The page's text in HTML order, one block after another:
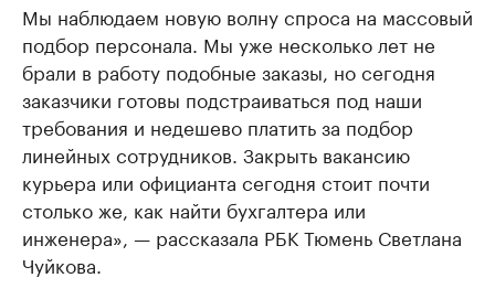
Мы наблюдаем новую волну спроса на массовый
подбор персонала. Мы уже несколько лет не
брали в работу подобные заказы, но сегодня
заказчики готовы подстраиваться под наши
требования и недешево платить за подбор
линейных сотрудников. Закрыть вакансию
курьера или официанта сегодня стоит почти
столько же, как найти бухгалтера или
инженера», — рассказала РБК Тюмень Светлана
Чуйкова.